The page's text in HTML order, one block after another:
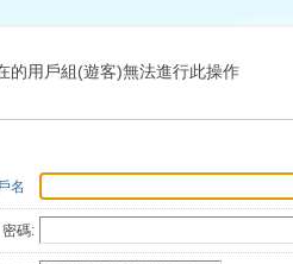
索
的用戶組(遊客)無法進行此操作
名
密碼: